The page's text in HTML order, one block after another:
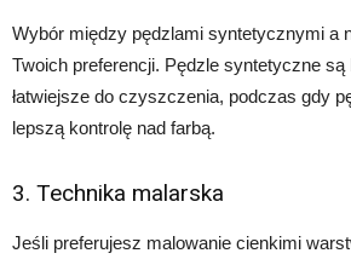
Wybór między pędzlami syntetycznymi a
Twoich preferencji. Pędzle syntetyczne są
łatwiejsze do czyszczenia, podczas gdy
lepszą kontrolę nad farbą.
3. Technika malarska
Jeśli preferujesz malowanie cienkimi